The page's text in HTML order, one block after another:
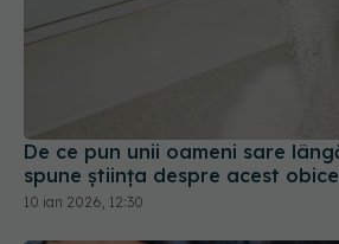
10 ian 2026, 12:30